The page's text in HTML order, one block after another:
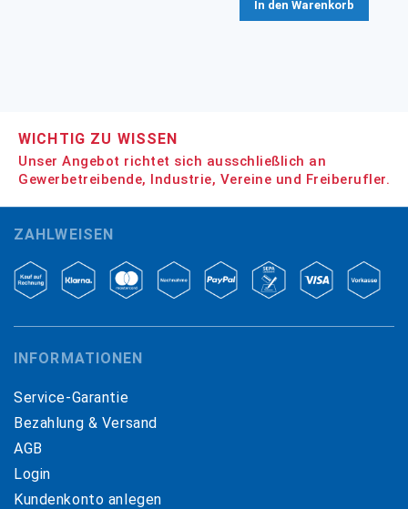
In den Warenkorb
WICHTIG ZU WISSEN
Unser Angebot richtet sich ausschließlich an
Gewerbetreibende, Industrie, Vereine und Freiberufler.
ZAHLWEISEN
INFORMATIONEN
Service-Garantie
Bezahlung & Versand
AGB
Login
Kundenkonto anlegen